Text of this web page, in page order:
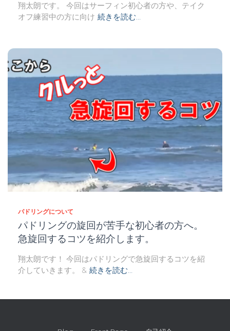
翔太朗です。 今回はサーフィン初心者の方や、テイク
オフ練習中の方に向け 続きを読む…
パドリングについて
パドリングの旋回が苦手な初心者の方へ。
急旋回するコツを紹介します。
翔太朗です！ 今回はパドリングで急旋回するコツを紹
介していきます。 & 続きを読む…